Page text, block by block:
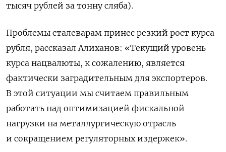
тысяч рублей за тонну сляба).
Проблемы сталеварам принес резкий рост курса
рубля, рассказал Алиханов: «Текущий уровень
курса нацвалюты, к сожалению, является
фактически заградительным для экспортеров.
В этой ситуации мы считаем правильным
работать над оптимизацией фискальной
нагрузки на металлургическую отрасль
и сокращением регуляторных издержек».